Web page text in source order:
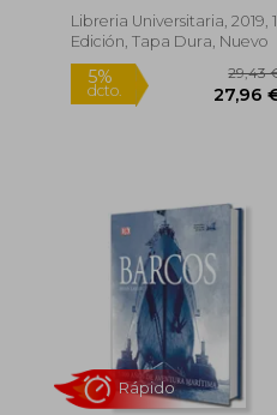
Libreria Universitaria, 2019, 1
Edición, Tapa Dura, Nuevo
5%
dcto.